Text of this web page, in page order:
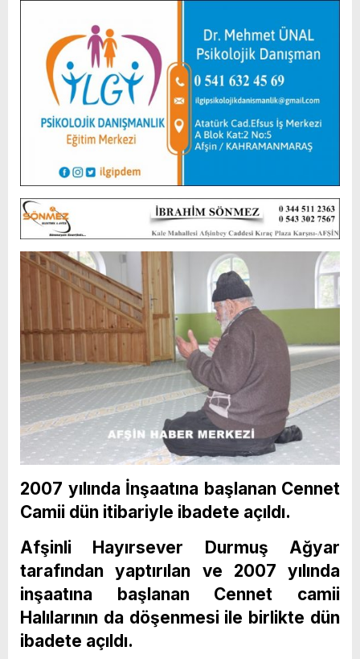
2007 yılında İnşaatına başlanan Cennet
Camii dün itibariyle ibadete açıldı.
Afşinli Hayırsever Durmuş Ağyar
tarafından yaptırılan ve 2007 yılında
inşaatına başlanan Cennet camii
Halılarının da döşenmesi ile birlikte dün
ibadete açıldı.